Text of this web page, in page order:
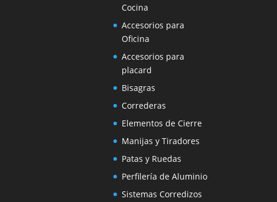
Cocina
Accesorios para
Oficina
Accesorios para
placard
Bisagras
Correderas
Elementos de Cierre
Manijas y Tiradores
Patas y Ruedas
Perfilería de Aluminio
Sistemas Corredizos